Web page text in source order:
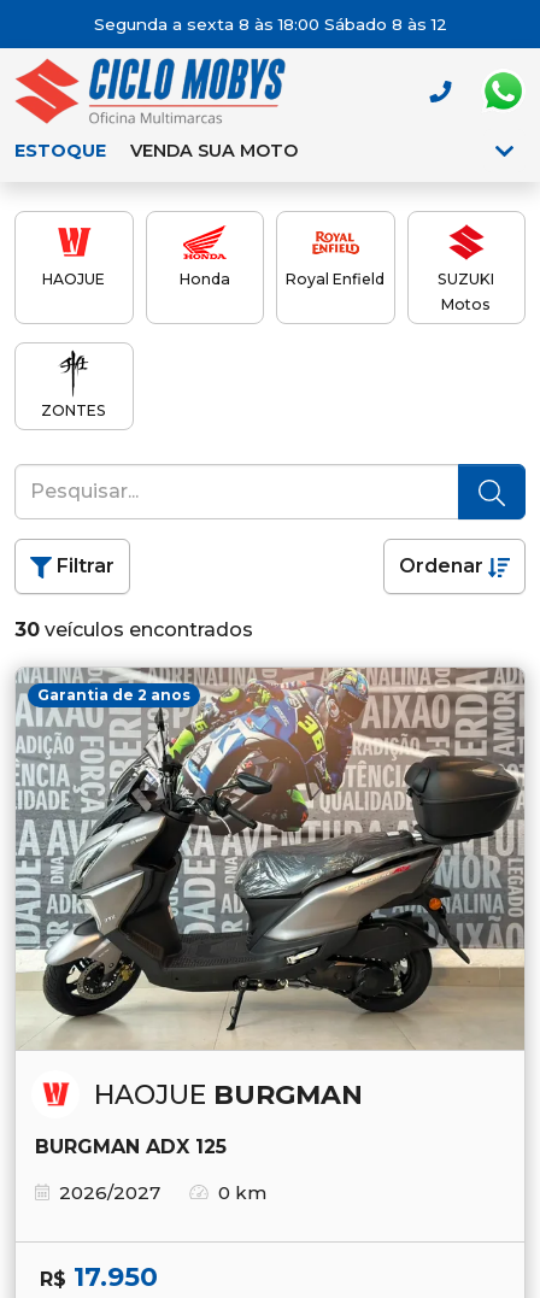
Segunda a sexta 8 às 18:00 Sábado 8 às 12
ESTOQUE VENDA SUA MOTO
HAOJUE Honda Royal Enfield
SUZUKI
Motos
ZONTES
Filtrar Ordenar
30 veículos encontrados
Garantia de 2 anos
HAOJUE BURGMAN
BURGMAN ADX 125
2026/2027
0 km
R$ 17.950